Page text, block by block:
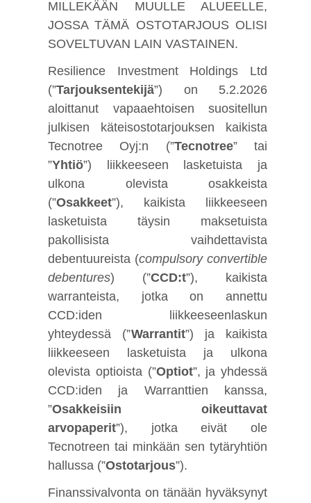
MILLEKÄÄN MUULLE ALUEELLE,
JOSSA TÄMÄ OSTOTARJOUS OLISI
SOVELTUVAN LAIN VASTAINEN.
Resilience Investment Holdings Ltd
(”Tarjouksentekijä”) on 5.2.2026
aloittanut vapaaehtoisen suositellun
julkisen käteisostotarjouksen kaikista
Tecnotree Oyj:n (”Tecnotree” tai
”Yhtiö”) liikkeeseen lasketuista ja
ulkona olevista osakkeista
(”Osakkeet”), kaikista liikkeeseen
lasketuista täysin maksetuista
pakollisista vaihdettavista
debentuureista (compulsory convertible
debentures) (”CCD:t”), kaikista
warranteista, jotka on annettu
CCD:iden liikkeeseenlaskun
yhteydessä (”Warrantit”) ja kaikista
liikkeeseen lasketuista ja ulkona
olevista optioista (”Optiot”, ja yhdessä
CCD:iden ja Warranttien kanssa,
”Osakkeisiin oikeuttavat
arvopaperit”), jotka eivät ole
Tecnotreen tai minkään sen tytäryhtiön
hallussa (”Ostotarjous”).
Finanssivalvonta on tänään hyväksynyt